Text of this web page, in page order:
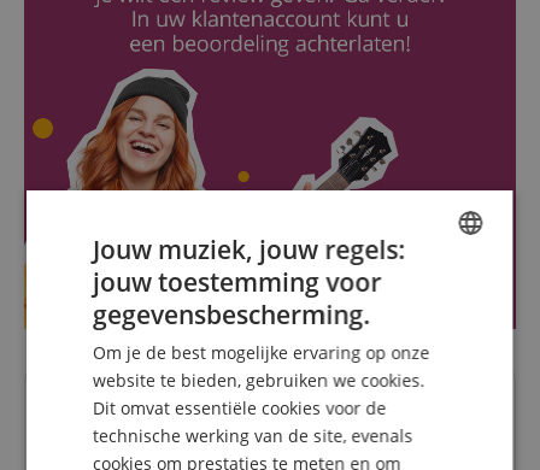
Vragen over dit artikel
ITALIAN
Jouw muziek, jouw regels:
jouw toestemming voor
gegevensbescherming.
Om je de best mogelijke ervaring op onze
website te bieden, gebruiken we cookies.
Dit omvat essentiële cookies voor de
technische werking van de site, evenals
cookies om prestaties te meten en om